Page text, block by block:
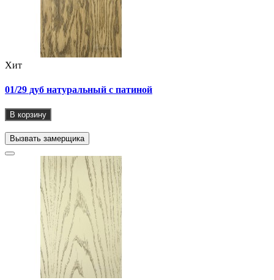
Хит
01/29 дуб натуральный с патиной
В корзину
Вызвать замерщика